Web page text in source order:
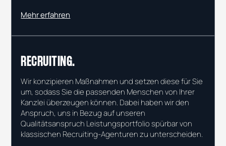
Mehr erfahren
RECRUITING.
Wir konzipieren Maßnahmen und setzen diese für Sie
um, sodass Sie die passenden Menschen von Ihrer
Kanzlei überzeugen können. Dabei haben wir den
Anspruch, uns in Bezug auf unseren
Qualitätsanspruch Leistungsportfolio spürbar von
klassischen Recruiting-Agenturen zu unterscheiden.